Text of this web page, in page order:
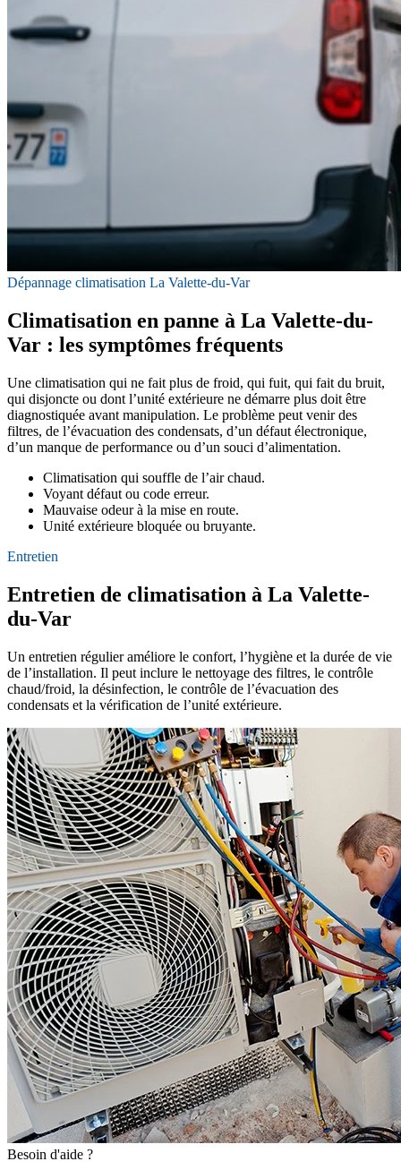
Dépannage climatisation La Valette-du-Var
Climatisation en panne à La Valette-du-
Var : les symptômes fréquents
Une climatisation qui ne fait plus de froid, qui fuit, qui fait du bruit,
qui disjoncte ou dont l’unité extérieure ne démarre plus doit être
diagnostiquée avant manipulation. Le problème peut venir des
filtres, de l’évacuation des condensats, d’un défaut électronique,
d’un manque de performance ou d’un souci d’alimentation.
Climatisation qui souffle de l’air chaud.
Voyant défaut ou code erreur.
Mauvaise odeur à la mise en route.
Unité extérieure bloquée ou bruyante.
Entretien
Entretien de climatisation à La Valette-
du-Var
Un entretien régulier améliore le confort, l’hygiène et la durée de vie
de l’installation. Il peut inclure le nettoyage des filtres, le contrôle
chaud/froid, la désinfection, le contrôle de l’évacuation des
condensats et la vérification de l’unité extérieure.
Besoin d'aide ?